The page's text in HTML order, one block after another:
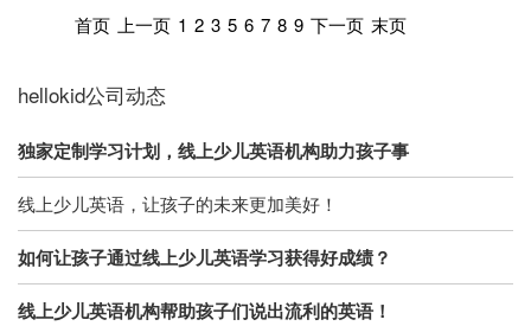
首页 上一页 1 2 3 5 6 7 8 9 下一页 末页
hellokid公司动态
独家定制学习计划，线上少儿英语机构助力孩子事
线上少儿英语，让孩子的未来更加美好！
如何让孩子通过线上少儿英语学习获得好成绩？
线上少儿英语机构帮助孩子们说出流利的英语！